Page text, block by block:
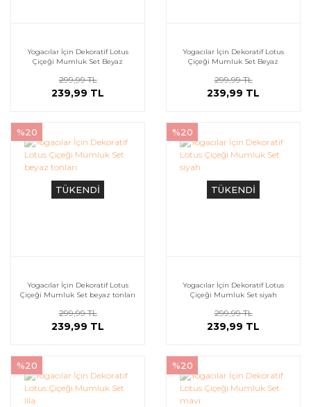
Yogacılar İçin Dekoratif Lotus
Çiçeği Mumluk Set Beyaz
299,99 TL
239,99 TL
Yogacılar İçin Dekoratif Lotus
Çiçeği Mumluk Set Beyaz
299,99 TL
239,99 TL
TÜKENDİ
%20
Yogacılar İçin Dekoratif Lotus
Çiçeği Mumluk Set beyaz tonları
299,99 TL
239,99 TL
TÜKENDİ
%20
Yogacılar İçin Dekoratif Lotus
Çiçeği Mumluk Set siyah
299,99 TL
239,99 TL
%20 %20